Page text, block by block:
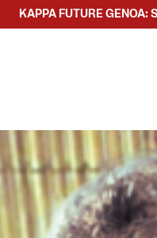
SCOPRI LA